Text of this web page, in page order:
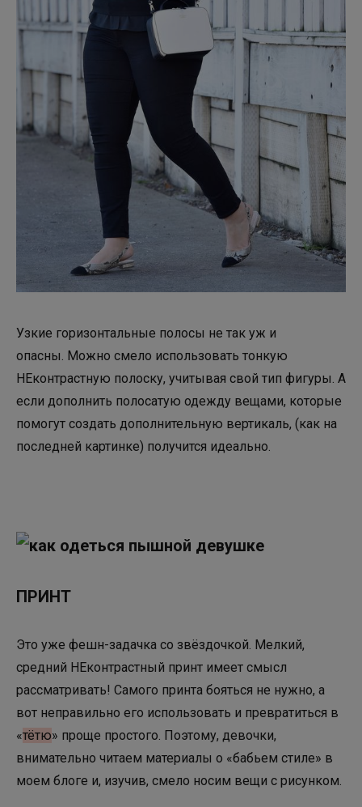
Узкие горизонтальные полосы не так уж и
опасны. Можно смело использовать тонкую
НЕконтрастную полоску, учитывая свой тип фигуры. А
если дополнить полосатую одежду вещами, которые
помогут создать дополнительную вертикаль, (как на
последней картинке) получится идеально.
ПРИНТ
Это уже фешн-задачка со звёздочкой. Мелкий,
средний НЕконтрастный принт имеет смысл
рассматривать! Самого принта бояться не нужно, а
вот неправильно его использовать и превратиться в
«тётю» проще простого. Поэтому, девочки,
внимательно читаем материалы о «бабьем стиле» в
моем блоге и, изучив, смело носим вещи с рисунком.